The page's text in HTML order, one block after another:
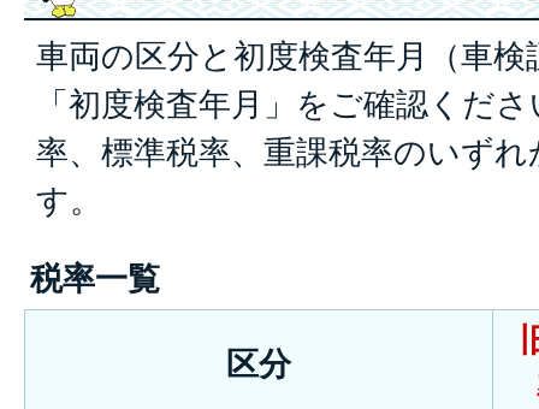
車両の区分と初度検査年月（車
「初度検査年月」をご確認くだ
率、標準税率、重課税率のいず
す。
税率一覧
区分